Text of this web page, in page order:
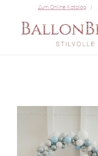
Zum Online Katalog